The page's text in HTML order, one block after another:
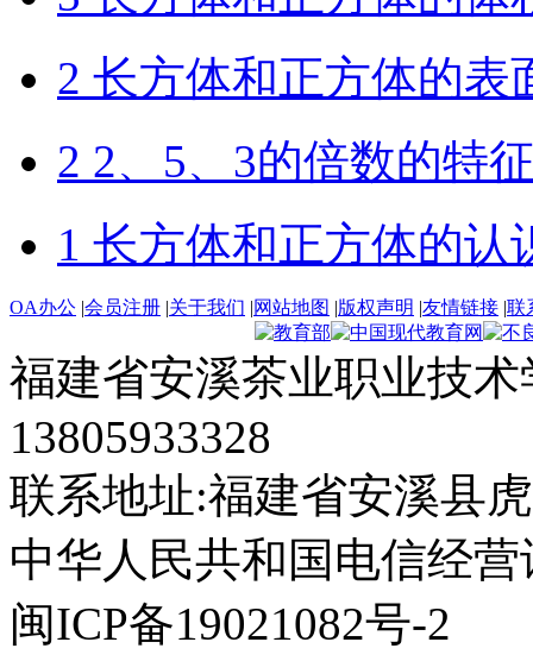
2 长方体和正方体的表
2 2、5、3的倍数的特
1 长方体和正方体的认
OA办公 |会员注册 |关于我们 |网站地图 |版权声明 |友情链接 |联
福建省安溪茶业职业技
13805933328
联系地址:福建省安溪县
中华人民共和国电信经营
闽ICP备19021082号-2